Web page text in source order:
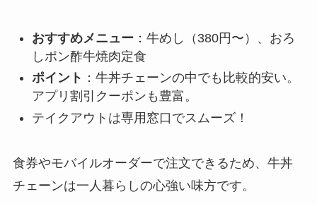
おすすめメニュー ：牛めし（380円〜）、おろ
しポン酢牛焼肉定食
ポイント ：牛丼チェーンの中でも比較的安い。
アプリ割引クーポンも豊富。
テイクアウトは専用窓口でスムーズ！
食券やモバイルオーダーで注文できるため、牛丼
チェーンは一人暮らしの心強い味方です。